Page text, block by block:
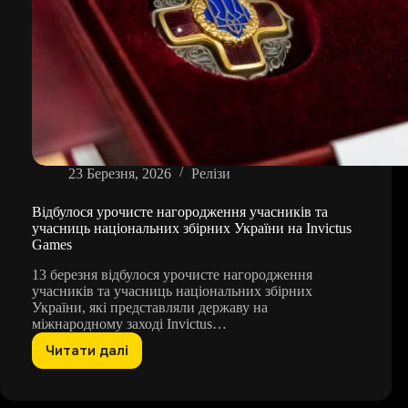
23 Березня, 2026 Релізи
Відбулося урочисте нагородження учасників та
учасниць національних збірних України на Invictus
Games
13 березня відбулося урочисте нагородження
учасників та учасниць національних збірних
України, які представляли державу на
міжнародному заході Invictus…
Читати далі
Відбулося